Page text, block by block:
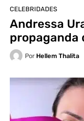
CELEBRIDADES
Andressa
propaganda
Por Hellem Thalita